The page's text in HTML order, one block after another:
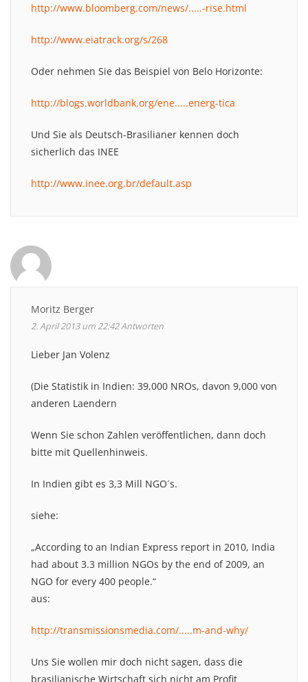
http://www.bloomberg.com/news/.....-rise.html
http://www.eiatrack.org/s/268
Oder nehmen Sie das Beispiel von Belo Horizonte:
http://blogs.worldbank.org/ene.....energ-tica
Und Sie als Deutsch-Brasilianer kennen doch
sicherlich das INEE
http://www.inee.org.br/default.asp
Moritz Berger
2. April 2013 um 22:42Antworten
Lieber Jan Volenz
(Die Statistik in Indien: 39,000 NROs, davon 9,000 von
anderen Laendern
Wenn Sie schon Zahlen veröffentlichen, dann doch
bitte mit Quellenhinweis.
In Indien gibt es 3,3 Mill NGO´s.
siehe:
„According to an Indian Express report in 2010, India
had about 3.3 million NGOs by the end of 2009, an
NGO for every 400 people.“
aus:
http://transmissionsmedia.com/.....m-and-why/
Uns Sie wollen mir doch nicht sagen, dass die
brasilianische Wirtschaft sich nicht am Profit